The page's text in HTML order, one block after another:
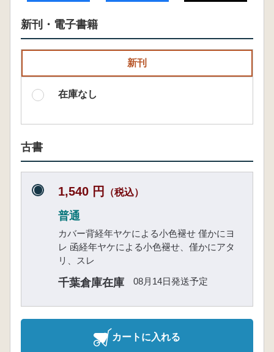
新刊・電子書籍
新刊
在庫なし
古書
1,540 円 （税込）
普通
カバー背経年ヤケによる小色褪せ 僅かにヨ
レ 函経年ヤケによる小色褪せ、僅かにアタ
リ、スレ
千葉倉庫在庫 08月14日発送予定
カートに入れる